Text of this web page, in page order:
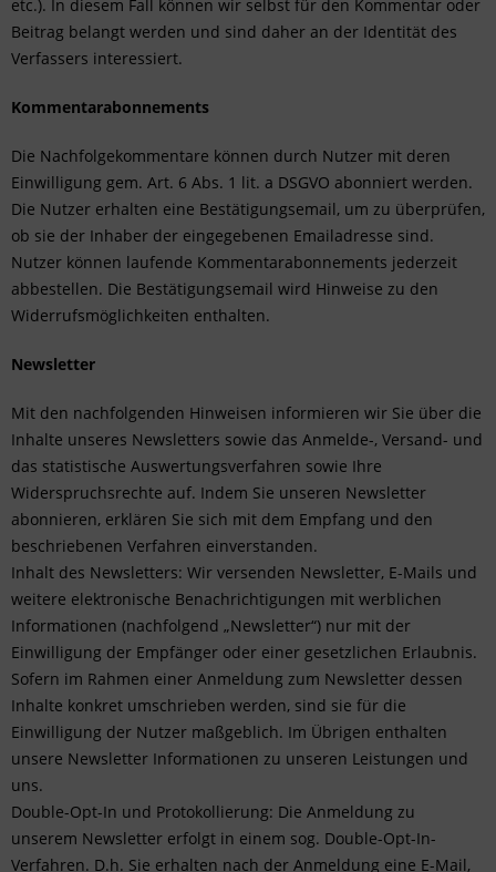
etc.). In diesem Fall können wir selbst für den Kommentar oder
Beitrag belangt werden und sind daher an der Identität des
Verfassers interessiert.
Kommentarabonnements
Die Nachfolgekommentare können durch Nutzer mit deren
Einwilligung gem. Art. 6 Abs. 1 lit. a DSGVO abonniert werden.
Die Nutzer erhalten eine Bestätigungsemail, um zu überprüfen,
ob sie der Inhaber der eingegebenen Emailadresse sind.
Nutzer können laufende Kommentarabonnements jederzeit
abbestellen. Die Bestätigungsemail wird Hinweise zu den
Widerrufsmöglichkeiten enthalten.
Newsletter
Mit den nachfolgenden Hinweisen informieren wir Sie über die
Inhalte unseres Newsletters sowie das Anmelde-, Versand- und
das statistische Auswertungsverfahren sowie Ihre
Widerspruchsrechte auf. Indem Sie unseren Newsletter
abonnieren, erklären Sie sich mit dem Empfang und den
beschriebenen Verfahren einverstanden.
Inhalt des Newsletters: Wir versenden Newsletter, E-Mails und
weitere elektronische Benachrichtigungen mit werblichen
Informationen (nachfolgend „Newsletter“) nur mit der
Einwilligung der Empfänger oder einer gesetzlichen Erlaubnis.
Sofern im Rahmen einer Anmeldung zum Newsletter dessen
Inhalte konkret umschrieben werden, sind sie für die
Einwilligung der Nutzer maßgeblich. Im Übrigen enthalten
unsere Newsletter Informationen zu unseren Leistungen und
uns.
Double-Opt-In und Protokollierung: Die Anmeldung zu
unserem Newsletter erfolgt in einem sog. Double-Opt-In-
Verfahren. D.h. Sie erhalten nach der Anmeldung eine E-Mail,